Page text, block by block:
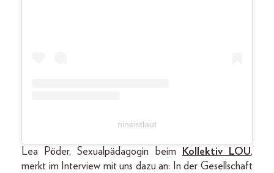
nineistlaut
Lea Pöder, Sexualpädagogin beim Kollektiv LOU,
merkt im Interview mit uns dazu an: In der Gesellschaft